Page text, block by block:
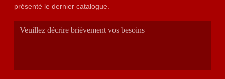
présenté le dernier catalogue.